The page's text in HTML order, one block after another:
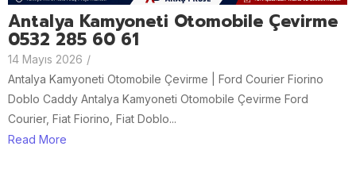
Antalya Kamyoneti Otomobile Çevirme
0532 285 60 61
14 Mayıs 2026 /
Antalya Kamyoneti Otomobile Çevirme | Ford Courier Fiorino
Doblo Caddy Antalya Kamyoneti Otomobile Çevirme Ford
Courier, Fiat Fiorino, Fiat Doblo...
Read More